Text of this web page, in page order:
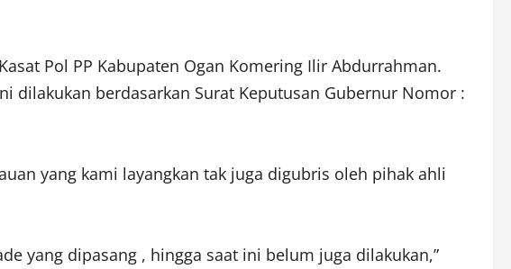
Pol PP Kabupaten Ogan Komering Ilir Abdurrahman.
dilakukan berdasarkan Surat Keputusan Gubernur Nomor :
yang kami layangkan tak juga digubris oleh pihak ahli
yang dipasang , hingga saat ini belum juga dilakukan,”